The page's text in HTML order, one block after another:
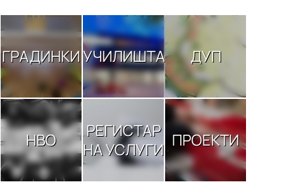
ГРАДИНКИУЧИЛИШТА ДУП
НВО
РЕГИСТАР
НА УСЛУГИ ПРОЕКТИ